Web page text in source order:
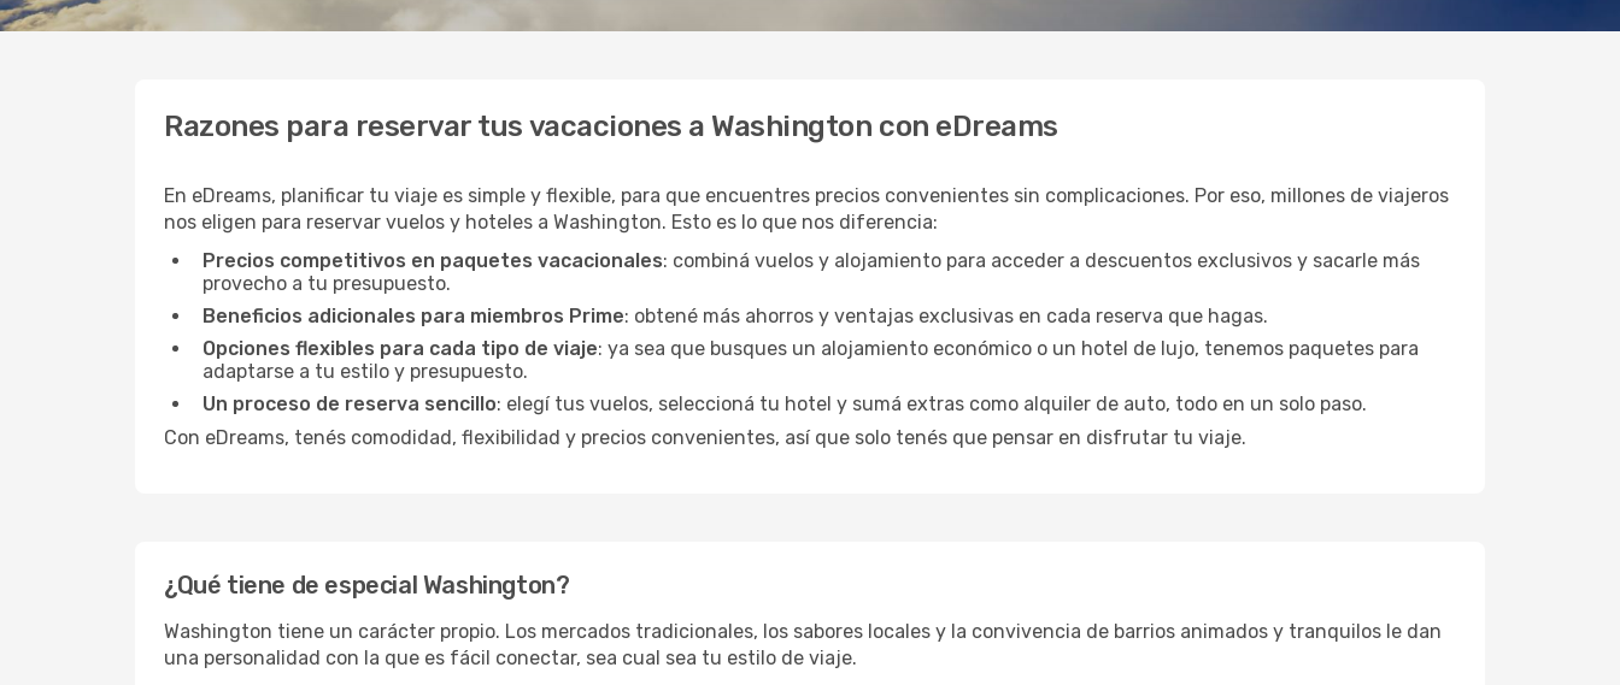
Razones para reservar tus vacaciones a Washington con eDreams
En eDreams, planificar tu viaje es simple y flexible, para que encuentres precios convenientes sin complicaciones. Por eso, millones de viajeros
nos eligen para reservar vuelos y hoteles a Washington. Esto es lo que nos diferencia:
Precios competitivos en paquetes vacacionales: combiná vuelos y alojamiento para acceder a descuentos exclusivos y sacarle más
provecho a tu presupuesto.
Beneficios adicionales para miembros Prime: obtené más ahorros y ventajas exclusivas en cada reserva que hagas.
Opciones flexibles para cada tipo de viaje: ya sea que busques un alojamiento económico o un hotel de lujo, tenemos paquetes para
adaptarse a tu estilo y presupuesto.
Un proceso de reserva sencillo: elegí tus vuelos, seleccioná tu hotel y sumá extras como alquiler de auto, todo en un solo paso.
Con eDreams, tenés comodidad, flexibilidad y precios convenientes, así que solo tenés que pensar en disfrutar tu viaje.
¿Qué tiene de especial Washington?
Washington tiene un carácter propio. Los mercados tradicionales, los sabores locales y la convivencia de barrios animados y tranquilos le dan
una personalidad con la que es fácil conectar, sea cual sea tu estilo de viaje.